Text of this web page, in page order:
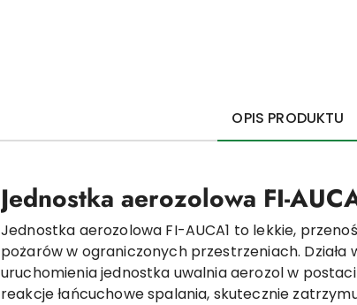
OPIS PRODUKTU
Jednostka aerozolowa FI-
Jednostka aerozolowa FI-AUCA1 to lekkie,
pożarów w ograniczonych przestrzeniach.
uruchomienia jednostka uwalnia aerozol w
reakcje łańcuchowe spalania, skutecznie